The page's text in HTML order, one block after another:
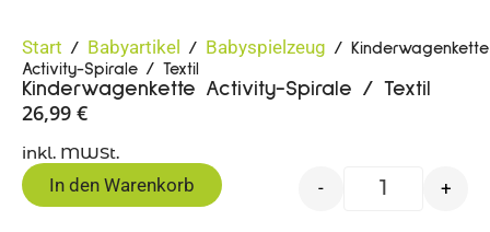
Start / Babyartikel / Babyspielzeug / Kinderwagenkette
Activity-Spirale / Textil
Kinderwagenkette Activity-Spirale / Textil
26,99 €
inkl. MWSt.
- +
In den Warenkorb